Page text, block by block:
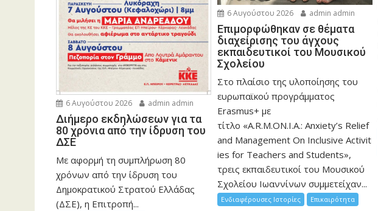
6 Αυγούστου 2026 admin admin
Διήμερο εκδηλώσεων για τα
80 χρόνια από την ίδρυση του
ΔΣΕ
Με αφορμή τη συμπλήρωση 80
χρόνων από την ίδρυση του
Δημοκρατικού Στρατού Ελλάδας
(ΔΣΕ), η Επιτροπή...
6 Αυγούστου 2026 admin admin
Eπιμορφώθηκαν σε θέματα
διαχείρισης του άγχους
εκπαιδευτικοί του Μουσικού
Σχολείου
Στο πλαίσιο της υλοποίησης του
ευρωπαϊκού προγράμματος
Erasmus+ με
τίτλο «A.R.M.ON.I.A.: Anxiety’s Relief
and Management On Inclusive Activit
ies for Teachers and Students»,
τρεις εκπαιδευτικοί του Μουσικού
Σχολείου Ιωαννίνων συμμετείχαν...
Ενδιαφέρουσες Ιστορίες Επικαιρότητα